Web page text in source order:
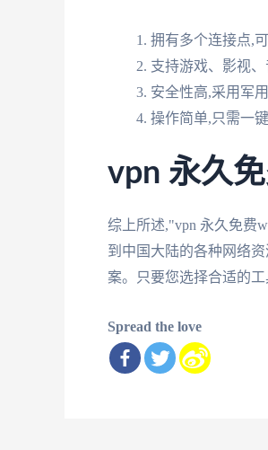
拥有多个连接点,
支持游戏、影视
安全性高,采用军
操作简单,只需一
vpn 永久
综上所述,"vpn 永久免费
到中国大陆的各种网络
案。只要您选择合适的
Spread the love